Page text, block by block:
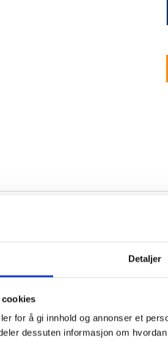
Detaljer
for å gi innhold og annonser et
dessuten informasjon om